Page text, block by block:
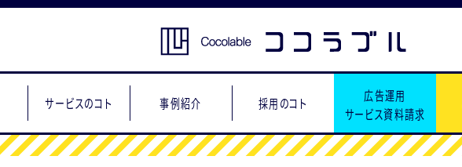
サービスのコト 事例紹介 採用のコト
広告運用
サービス資料請求